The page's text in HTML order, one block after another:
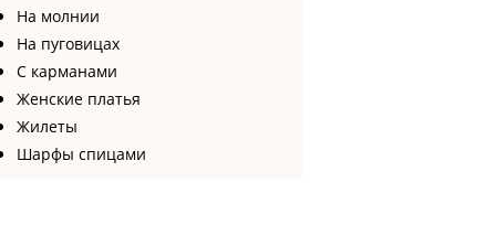
На молнии
На пуговицах
С карманами
Женские платья
Жилеты
Шарфы спицами